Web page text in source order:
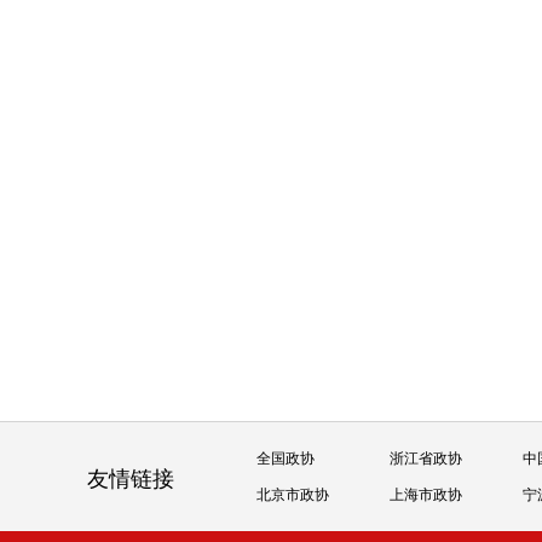
友情链接
全国政协 浙江省政协 中
北京市政协 上海市政协 宁